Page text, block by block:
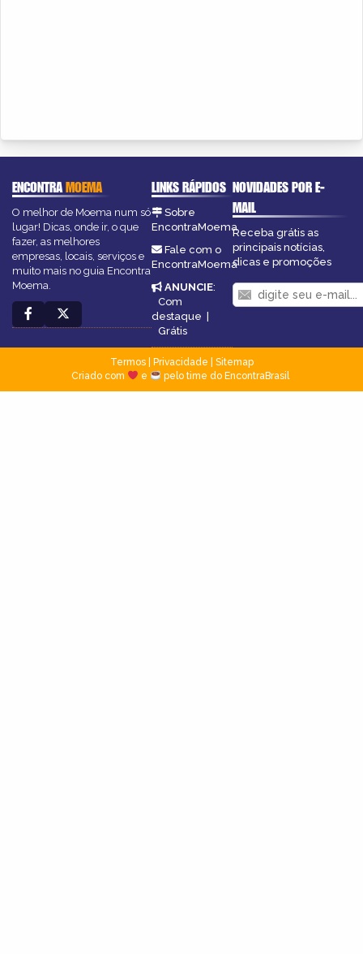
ENCONTRAMOEMA
O melhor de Moema num só
lugar! Dicas, onde ir, o que
fazer, as melhores
empresas, locais, serviços e
muito mais no guia Encontra
Moema.
LINKS RÁPIDOS
Sobre
EncontraMoema
Fale com o
EncontraMoema
ANUNCIE:
Com
destaque |
Grátis
NOVIDADES POR E-
MAIL
Receba grátis as
principais notícias,
dicas e promoções
Termos| Privacidade
Sitemap
Criado com
e pelo time do EncontraBrasil